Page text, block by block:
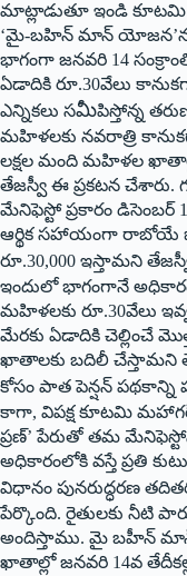
‌మాట్లాడుతూ ఇండి కూటమి
‘మై-బహిన్‌ ‌మాన్‌ ‌యోజన’ను
భాగంగా జనవరి 14
ఏడాదికి రూ.30వేలు
ఎన్నికలు సమీపిస్తోన్న
మహిళలకు నవరాత్రి
లక్షల మంది మహిళల
తేజస్వీ ఈ ప్రకటన చేశారు.
మేనిఫెస్టో ప్రకారం డిసెంబర్‌
ఆర్థిక సహాయంగా రాబోయే
రూ.30,000 ఇస్తామని
ఇందులో భాగంగానే
మహిళలకు రూ.30వేలు
మేరకు ఏడాదికి చెల్లించే
ఖాతాలకు బదిలీ చేస్తామని
కోసం పాత పెన్షన్‌ ‌పథకాన్ని
కాగా, విపక్ష కూటమి
ప్రణ్‌’ ‌పేరుతో తమ
అధికారంలోకి వస్తే ప్రతి
‌విధానం పునరుద్ధరణ
పేర్కొంది. రైతులకు నీటి
అం‌దిస్తాము. మై బహీన్‌
ఖాతాల్లో జనవరి 14వ